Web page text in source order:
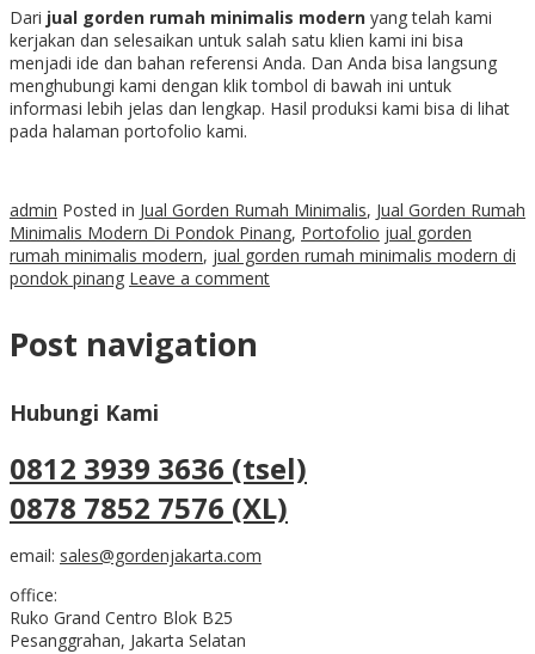
Dari jual gorden rumah minimalis modern yang telah kami
kerjakan dan selesaikan untuk salah satu klien kami ini bisa
menjadi ide dan bahan referensi Anda. Dan Anda bisa langsung
menghubungi kami dengan klik tombol di bawah ini untuk
informasi lebih jelas dan lengkap. Hasil produksi kami bisa di lihat
pada halaman portofolio kami.
admin Posted in Jual Gorden Rumah Minimalis, Jual Gorden Rumah
Minimalis Modern Di Pondok Pinang, Portofolio jual gorden
rumah minimalis modern, jual gorden rumah minimalis modern di
pondok pinang Leave a comment
Post navigation
Hubungi Kami
0812 3939 3636 (tsel)
0878 7852 7576 (XL)
email: sales@gordenjakarta.com
office:
Ruko Grand Centro Blok B25
Pesanggrahan, Jakarta Selatan